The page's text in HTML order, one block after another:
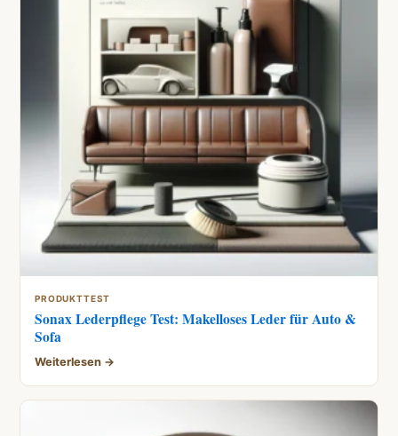
PRODUKTTEST
Sonax Lederpflege Test: Makelloses Leder für Auto &
Sofa
Weiterlesen →